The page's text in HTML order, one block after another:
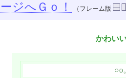
ジへＧｏ！ （フレーム版
かわい
○o